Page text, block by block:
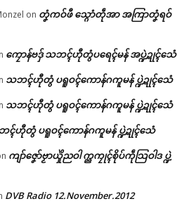
on တၞံကဝ်ဖီ သ္ဂောံတဵုအာ အကြာတၞံရဝ်
ကၠောန်ဗဒှ် သဘၚ်ဟီုတွံပရေၚ်မန် အပ္ဍဲဍုၚ်သေံ
သဘၚ်ဟီုတွံ ပရူဝၚ်ကောန်ဂကူမန် ပ္ဍဲဍုၚ်သေံ
သဘၚ်ဟီုတွံ ပရူဝၚ်ကောန်ဂကူမန် ပ္ဍဲဍုၚ်သေံ
ၚ်ဟီုတွံ ပရူဝၚ်ကောန်ဂကူမန် ပ္ဍဲဍုၚ်သေံ
ကျာ်ဇၞော်ဗၟာယှိုဲညဝါ က္ညကၠုၚ်စိုပ်ကဵုသြဝါဒ ပ္ဍဲ
DVB Radio 12.November.2012